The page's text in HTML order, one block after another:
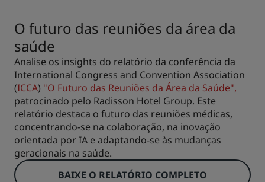
O futuro das reuniões da área da
saúde
Analise os insights do relatório da conferência da
International Congress and Convention Association
(ICCA) "O Futuro das Reuniões da Área da Saúde",
patrocinado pelo Radisson Hotel Group. Este
relatório destaca o futuro das reuniões médicas,
concentrando-se na colaboração, na inovação
orientada por IA e adaptando-se às mudanças
geracionais na saúde.
BAIXE O RELATÓRIO COMPLETO